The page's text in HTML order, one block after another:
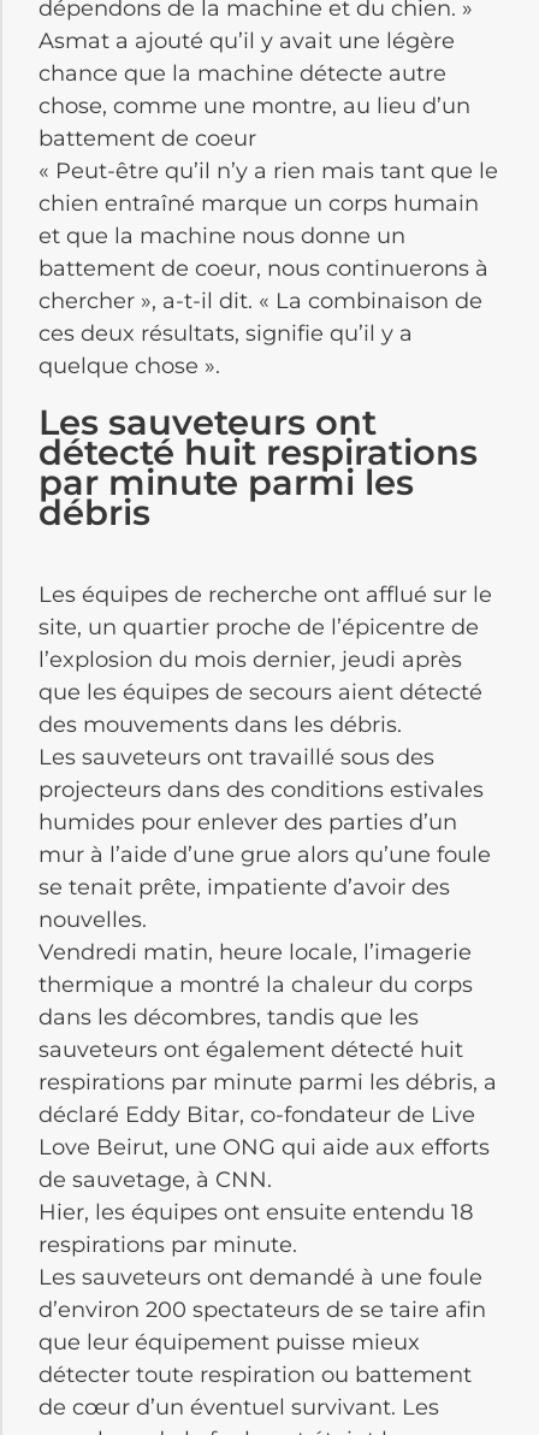
dépendons de la machine et du chien. »
Asmat a ajouté qu’il y avait une légère
chance que la machine détecte autre
chose, comme une montre, au lieu d’un
battement de coeur
« Peut-être qu’il n’y a rien mais tant que le
chien entraîné marque un corps humain
et que la machine nous donne un
battement de coeur, nous continuerons à
chercher », a-t-il dit. « La combinaison de
ces deux résultats, signifie qu’il y a
quelque chose ».
Les sauveteurs ont
détecté huit respirations
par minute parmi les
débris
Les équipes de recherche ont afflué sur le
site, un quartier proche de l’épicentre de
l’explosion du mois dernier, jeudi après
que les équipes de secours aient détecté
des mouvements dans les débris.
Les sauveteurs ont travaillé sous des
projecteurs dans des conditions estivales
humides pour enlever des parties d’un
mur à l’aide d’une grue alors qu’une foule
se tenait prête, impatiente d’avoir des
nouvelles.
Vendredi matin, heure locale, l’imagerie
thermique a montré la chaleur du corps
dans les décombres, tandis que les
sauveteurs ont également détecté huit
respirations par minute parmi les débris, a
déclaré Eddy Bitar, co-fondateur de Live
Love Beirut, une ONG qui aide aux efforts
de sauvetage, à CNN.
Hier, les équipes ont ensuite entendu 18
respirations par minute.
Les sauveteurs ont demandé à une foule
d’environ 200 spectateurs de se taire afin
que leur équipement puisse mieux
détecter toute respiration ou battement
de cœur d’un éventuel survivant. Les